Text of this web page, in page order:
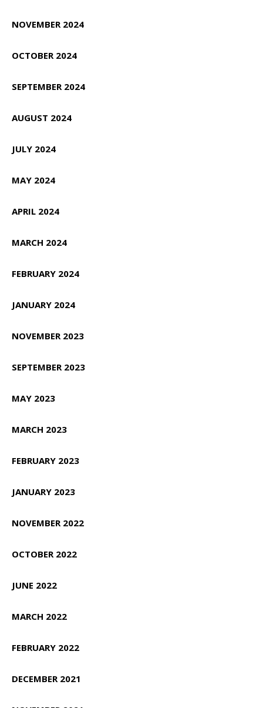
NOVEMBER 2024
OCTOBER 2024
SEPTEMBER 2024
AUGUST 2024
JULY 2024
MAY 2024
APRIL 2024
MARCH 2024
FEBRUARY 2024
JANUARY 2024
NOVEMBER 2023
SEPTEMBER 2023
MAY 2023
MARCH 2023
FEBRUARY 2023
JANUARY 2023
NOVEMBER 2022
OCTOBER 2022
JUNE 2022
MARCH 2022
FEBRUARY 2022
DECEMBER 2021